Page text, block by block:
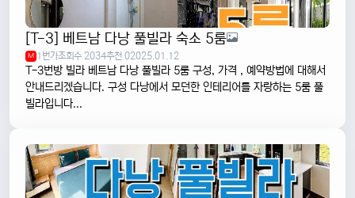
[T-3] 베트남 다낭 풀빌라 숙소 5룸
M 1번가조회수 2034추천 02025.01.12
T-3번방 빌라 베트남 다낭 풀빌라 5룸 구성, 가격 , 예약방법에 대해서
안내드리겠습니다. 구성 다낭에서 모던한 인테리어를 자랑하는 5룸 풀
빌라입니다...